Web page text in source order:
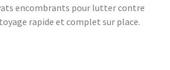
encombrants pour lutter contre
rapide et complet sur place.